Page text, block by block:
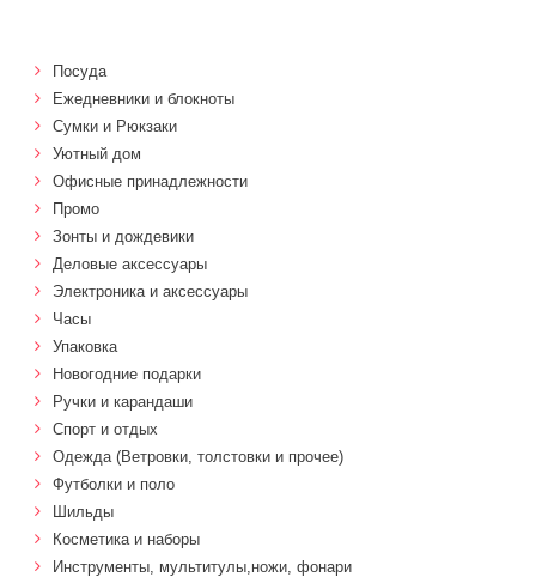
Посуда
Ежедневники и блокноты
Сумки и Рюкзаки
Уютный дом
Офисные принадлежности
Промо
Зонты и дождевики
Деловые аксессуары
Электроника и аксессуары
Часы
Упаковка
Новогодние подарки
Ручки и карандаши
Спорт и отдых
Одежда (Ветровки, толстовки и прочее)
Футболки и поло
Шильды
Косметика и наборы
Инструменты, мультитулы,ножи, фонари